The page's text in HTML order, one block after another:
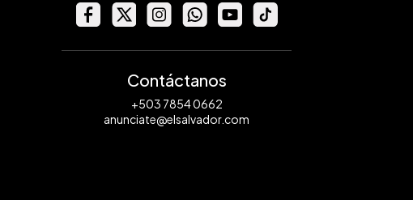
Contáctanos
+503 7854 0662
anunciate@elsalvador.com